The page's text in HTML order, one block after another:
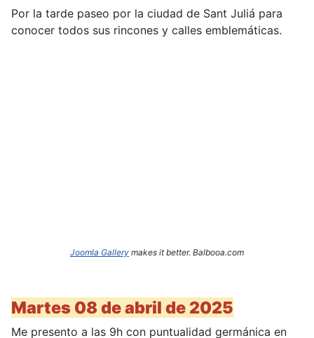
Por la tarde paseo por la ciudad de Sant Juliá para
conocer todos sus rincones y calles emblemáticas.
Joomla Gallery makes it better. Balbooa.com
Martes 08 de abril de 2025
Me presento a las 9h con puntualidad germánica en